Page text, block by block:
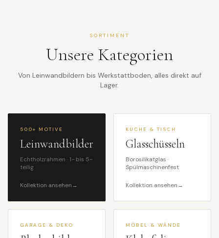
SORTIMENT
Unsere Kategorien
Von Leinwandbildern bis Werkstattboden, alles direkt auf
Lager.
500+ MOTIVE
Leinwandbilder
Echtholzrahmen · 1- bis 5-
teilig
Kollektion ansehen→
KÜCHE & TISCH
Glasschüsseln
Borosilikatglas ·
Spülmaschinenfest
Kollektion ansehen→
GARAGE & DEKO MÖBEL & WÄNDE